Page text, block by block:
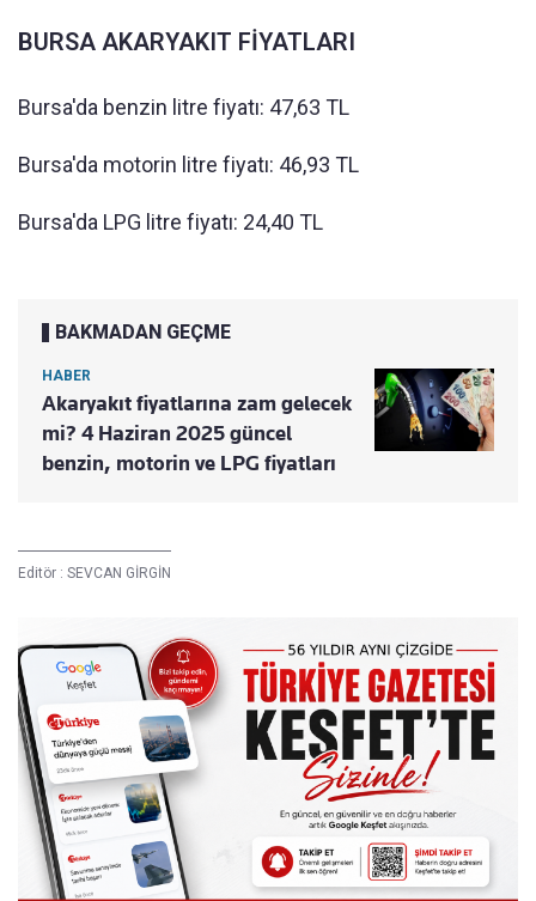
BURSA AKARYAKIT FİYATLARI
Bursa'da benzin litre fiyatı: 47,63 TL
Bursa'da motorin litre fiyatı: 46,93 TL
Bursa'da LPG litre fiyatı: 24,40 TL
BAKMADAN GEÇME
HABER
Akaryakıt fiyatlarına zam gelecek
mi? 4 Haziran 2025 güncel
benzin, motorin ve LPG fiyatları
Editör : SEVCAN GİRGİN